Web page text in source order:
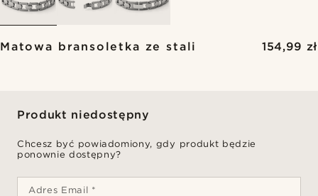
Matowa bransoletka ze stali 154,99 zł
Produkt niedostępny
Chcesz być powiadomiony, gdy produkt będzie
ponownie dostępny?
Adres Email *